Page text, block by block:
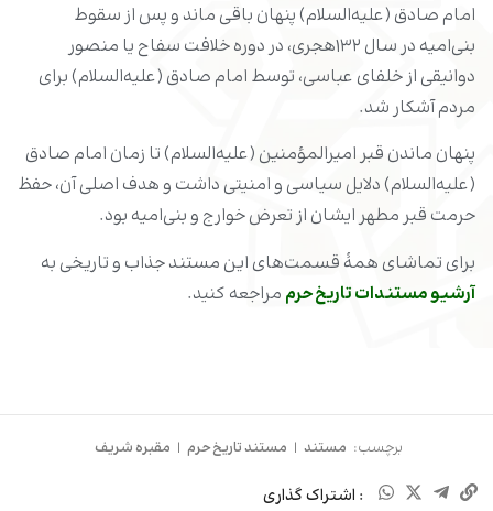
امام صادق (علیه‌السلام) پنهان باقی ماند و پس از سقوط
بنی‌امیه در سال ۱۳۲هجری، در دوره خلافت سفاح یا منصور
دوانیقی از خلفای عباسی، توسط امام صادق (علیه‌السلام) برای
مردم آشکار شد.
پنهان ماندن قبر امیرالمؤمنین (علیه‌السلام) تا زمان امام صادق
(علیه‌السلام) دلایل سیاسی و امنیتی داشت و هدف اصلی آن، حفظ
حرمت قبر مطهر ایشان از تعرض خوارج و بنی‌امیه بود.
برای تماشای همۀ قسمت‌های این مستند جذاب و تاریخی به
آرشیو مستندات تاریخ حرم مراجعه کنید.
برچسب: مستند | مستند تاریخ حرم | مقبره شریف
: اشتراک گذاری